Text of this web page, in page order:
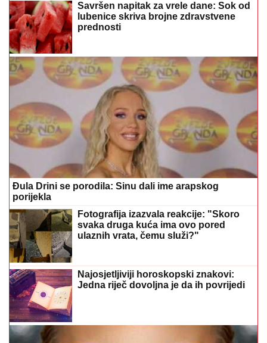
Savršen napitak za vrele dane: Sok od
lubenice skriva brojne zdravstvene
prednosti
Đula Drini se porodila: Sinu dali ime arapskog
porijekla
Fotografija izazvala reakcije: "Skoro
svaka druga kuća ima ovo pored
ulaznih vrata, čemu služi?"
Najosjetljiviji horoskopski znakovi:
Jedna riječ dovoljna je da ih povrijedi